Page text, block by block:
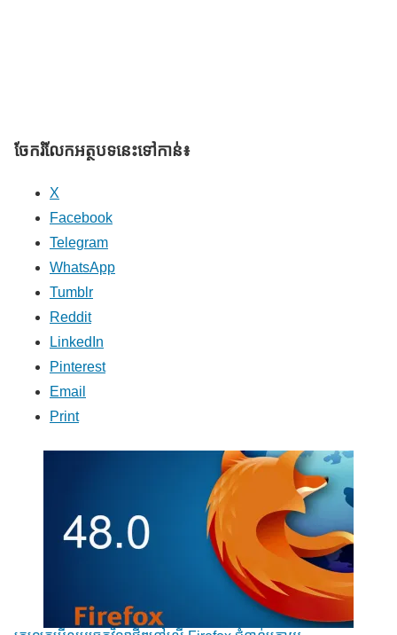
ចែករំលែក​អត្ថបទនេះទៅកាន់៖
X
Facebook
Telegram
WhatsApp
Tumblr
Reddit
LinkedIn
Pinterest
Email
Print